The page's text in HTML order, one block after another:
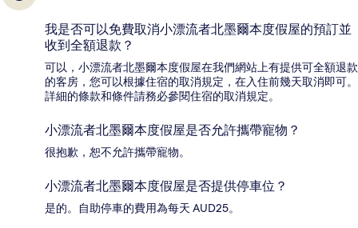
我是否可以免費取消小漂流者北墨爾本度假屋的預訂並
收到全額退款？
可以，小漂流者北墨爾本度假屋在我們網站上有提供可全額退款
的客房，您可以根據住宿的取消規定，在入住前幾天取消即可。
詳細的條款和條件請務必參閱住宿的取消規定。
小漂流者北墨爾本度假屋是否允許攜帶寵物？
很抱歉，恕不允許攜帶寵物。
小漂流者北墨爾本度假屋是否提供停車位？
是的。自助停車的費用為每天 AUD25。